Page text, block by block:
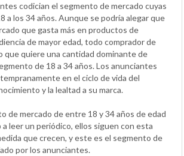
codician el segmento de mercado cuyas
a los 34 años. Aunque se podría alegar que
que gasta más en productos de
de mayor edad, todo comprador de
que quiere una cantidad dominante de
de 18 a 34 años. Los anunciantes
en el ciclo de vida del
y la lealtad a su marca.
de mercado de entre 18 y 34 años de edad
leer un periódico, ellos siguen con esta
que crecen, y este es el segmento de
por los anunciantes.